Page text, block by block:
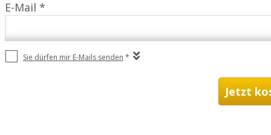
E-Mail *
Sie dürfen mir E-Mails senden *
Jetzt